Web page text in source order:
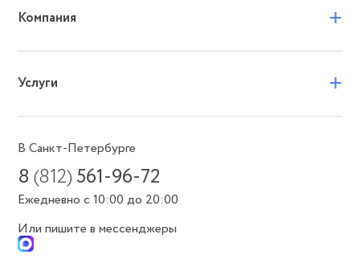
Компания +
Услуги +
В Санкт-Петербурге
8(812) 561-96-72
Ежедневно с 10:00 до 20:00
Или пишите в мессенджеры